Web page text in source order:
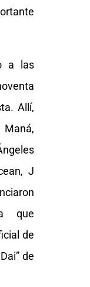
a las
Allí,
J
que
de
de